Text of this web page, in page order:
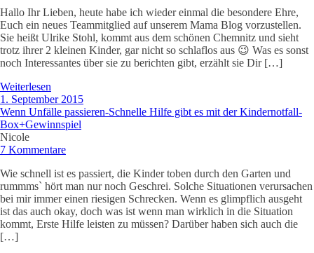
Hallo Ihr Lieben, heute habe ich wieder einmal die besondere Ehre,
Euch ein neues Teammitglied auf unserem Mama Blog vorzustellen.
Sie heißt Ulrike Stohl, kommt aus dem schönen Chemnitz und sieht
trotz ihrer 2 kleinen Kinder, gar nicht so schlaflos aus 😉 Was es sonst
noch Interessantes über sie zu berichten gibt, erzählt sie Dir […]
Weiterlesen
1. September 2015
Wenn Unfälle passieren-Schnelle Hilfe gibt es mit der Kindernotfall-
Box+Gewinnspiel
Nicole
7 Kommentare
Wie schnell ist es passiert, die Kinder toben durch den Garten und
rummms` hört man nur noch Geschrei. Solche Situationen verursachen
bei mir immer einen riesigen Schrecken. Wenn es glimpflich ausgeht
ist das auch okay, doch was ist wenn man wirklich in die Situation
kommt, Erste Hilfe leisten zu müssen? Darüber haben sich auch die
[…]